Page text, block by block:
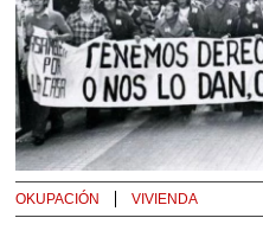
OKUPACIÓN VIVIENDA